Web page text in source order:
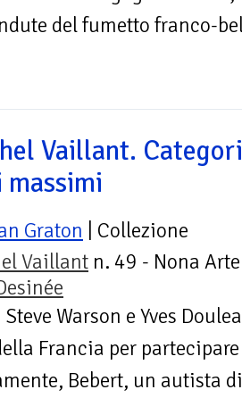
del fumetto franco-
Vaillant.
massimi
Graton | Collezione
Vaillant n. 49 - Nona
Warson e Yves
Francia per
Bebert, un autista